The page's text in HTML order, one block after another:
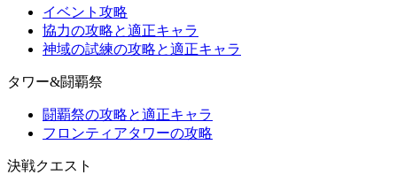
イベント攻略
協力の攻略と適正キャラ
神域の試練の攻略と適正キャラ
タワー&闘覇祭
闘覇祭の攻略と適正キャラ
フロンティアタワーの攻略
決戦クエスト